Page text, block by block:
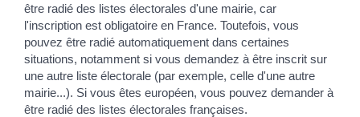
être radié des listes électorales d'une mairie, car
l'inscription est obligatoire en France. Toutefois, vous
pouvez être radié automatiquement dans certaines
situations, notamment si vous demandez à être inscrit sur
une autre liste électorale (par exemple, celle d'une autre
mairie...). Si vous êtes européen, vous pouvez demander à
être radié des listes électorales françaises.